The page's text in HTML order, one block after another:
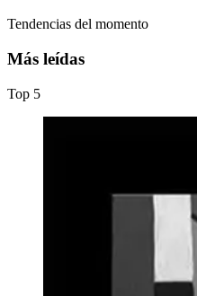
Tendencias del momento
Más leídas
Top 5